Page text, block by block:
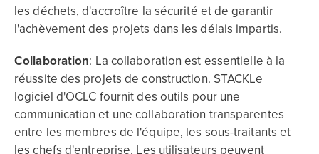
les déchets, d'accroître la sécurité et de garantir
l'achèvement des projets dans les délais impartis.
Collaboration: La collaboration est essentielle à la
réussite des projets de construction. STACKLe
logiciel d'OCLC fournit des outils pour une
communication et une collaboration transparentes
entre les membres de l'équipe, les sous-traitants et
les chefs d'entreprise. Les utilisateurs peuvent